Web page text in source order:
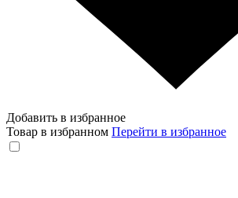
Добавить в избранное
Товар в избранном Перейти в избранное